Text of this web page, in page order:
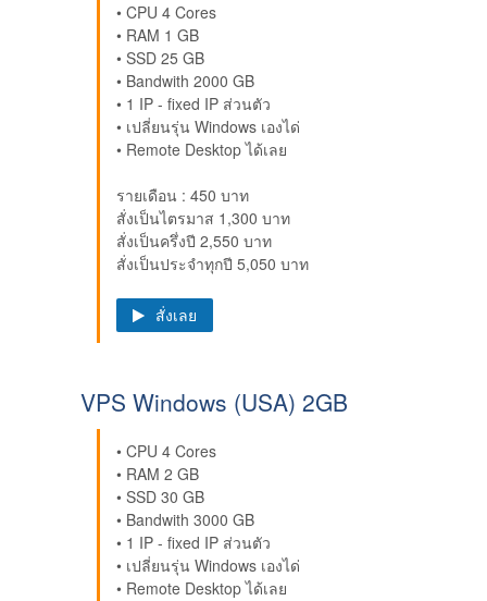
• CPU 4 Cores
• RAM 1 GB
• SSD 25 GB
• Bandwith 2000 GB
• 1 IP - fixed IP ส่วนตัว
• เปลี่ยนรุ่น Windows เองได่
• Remote Desktop ได้เลย
รายเดือน : 450 บาท
สั่งเป็นไตรมาส 1,300 บาท
สั่งเป็นครึ่งปี 2,550 บาท
สั่งเป็นประจำทุกปี 5,050 บาท
สั่งเลย
VPS Windows (USA) 2GB
• CPU 4 Cores
• RAM 2 GB
• SSD 30 GB
• Bandwith 3000 GB
• 1 IP - fixed IP ส่วนตัว
• เปลี่ยนรุ่น Windows เองได่
• Remote Desktop ได้เลย